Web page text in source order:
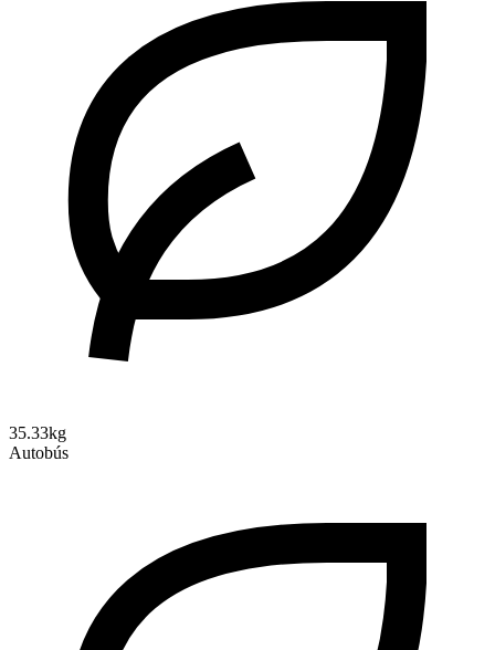
35.33kg
Autobús